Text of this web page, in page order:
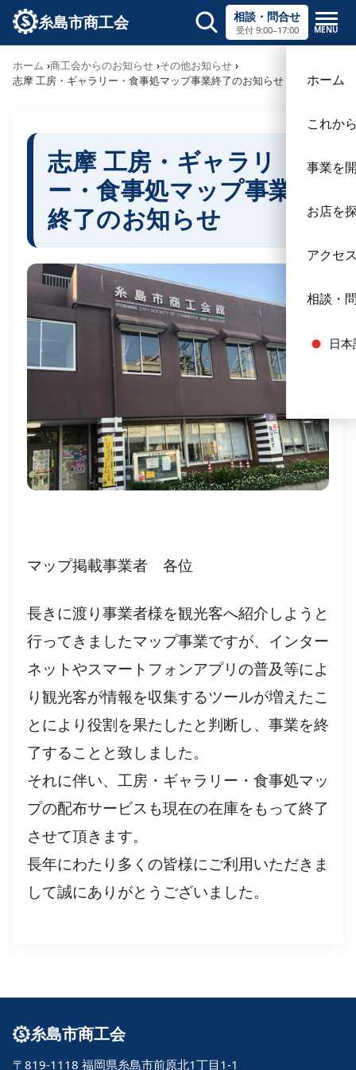
糸島市商工会 相談・問合せ
受付 9:00–17:00 MENU
サイト内検索
ホーム
これか
事業を
お店を
アクセ
相談・
日
ホーム 商工会からのお知らせ その他お知らせ
志摩 工房・ギャラリー・食事処マップ事業終了のお知らせ
志摩 工房・ギャラリ
ー・食事処マップ事業
終了のお知らせ
マップ掲載事業者 各位
長きに渡り事業者様を観光客へ紹介しようと
行ってきましたマップ事業ですが、インター
ネットやスマートフォンアプリの普及等によ
り観光客が情報を収集するツールが増えたこ
とにより役割を果たしたと判断し、事業を終
了することと致しました。
それに伴い、工房・ギャラリー・食事処マッ
プの配布サービスも現在の在庫をもって終了
させて頂きます。
長年にわたり多くの皆様にご利用いただきま
して誠にありがとうございました。
糸島市商工会
〒819-1118 福岡県糸島市前原北1丁目1-1